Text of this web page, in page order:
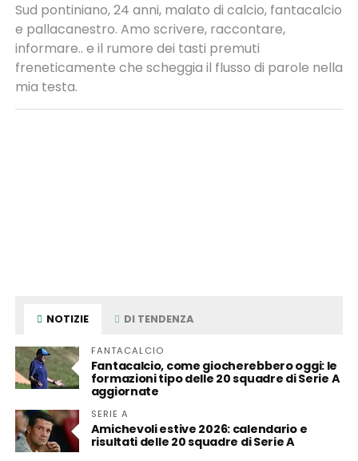
Sud pontiniano, 24 anni, malato di calcio, fantacalcio
e pallacanestro. Amo scrivere, raccontare,
informare.. e il rumore dei tasti premuti
freneticamente che scheggia il flusso di parole nella
mia testa.
NOTIZIE DI TENDENZA
FANTACALCIO
Fantacalcio, come giocherebbero oggi: le
formazioni tipo delle 20 squadre di Serie A
aggiornate
SERIE A
Amichevoli estive 2026: calendario e
risultati delle 20 squadre di Serie A